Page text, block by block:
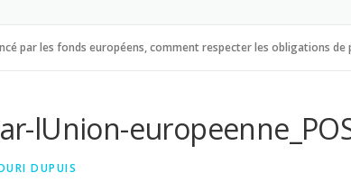
par les fonds européens, comment respecter les obligations de
lUnion-
DUPUIS